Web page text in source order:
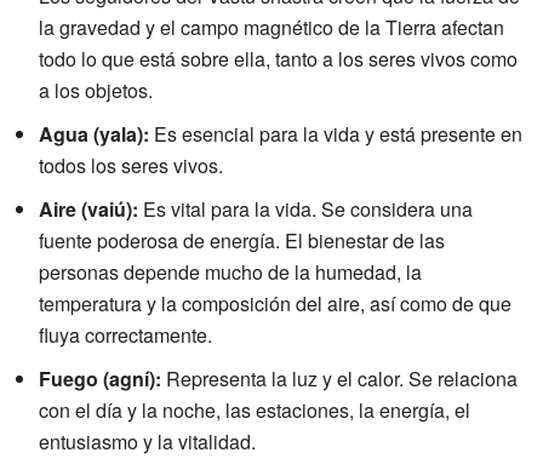
la gravedad y el campo magnético de la Tierra afectan
todo lo que está sobre ella, tanto a los seres vivos como
a los objetos.
Agua (yala): Es esencial para la vida y está presente en
todos los seres vivos.
Aire (vaiú): Es vital para la vida. Se considera una
fuente poderosa de energía. El bienestar de las
personas depende mucho de la humedad, la
temperatura y la composición del aire, así como de que
fluya correctamente.
Fuego (agní): Representa la luz y el calor. Se relaciona
con el día y la noche, las estaciones, la energía, el
entusiasmo y la vitalidad.